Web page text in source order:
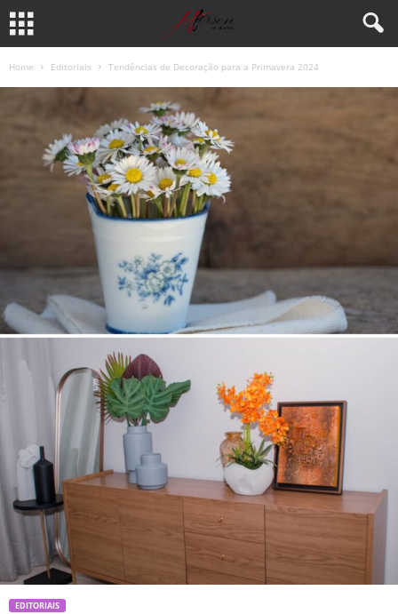
Home Editoriais Tendências de Decoração para a Primavera 2024
EDITORIAIS